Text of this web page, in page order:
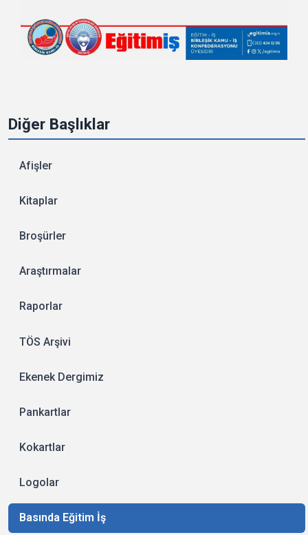
Diğer Başlıklar
Afişler
Kitaplar
Broşürler
Araştırmalar
Raporlar
TÖS Arşivi
Ekenek Dergimiz
Pankartlar
Kokartlar
Logolar
Basında Eğitim İş